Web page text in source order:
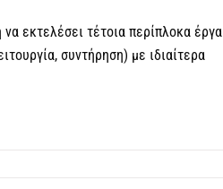
εκτελέσει τέτοια περίπλοκα έργα
συντήρηση) με ιδιαίτερα